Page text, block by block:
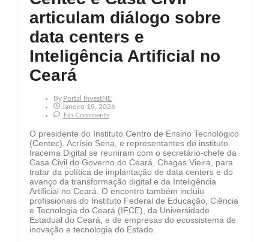
articulam diálogo sobre
data centers e
Inteligência Artificial no
Ceará
By Portal InvestNE
Janeiro 19, 2026
No Comments
O presidente do Instituto Centro de Ensino Tecnológico
(Centec), Acrísio Sena, e representantes do instituto
Iracema Digital se reuniram com o secretário-chefe da
Casa Civil do Governo do Ceará, Chagas Vieira, para
tratar da política de implantação de data centers e do
avanço da transformação digital e da Inteligência
Artificial no Ceará. O encontro também incluiu
profissionais do Instituto Federal de Educação, Ciência
e Tecnologia do Ceará (IFCE), da Universidade
Estadual do Ceará, e de empresas do ecossistema de
inovação e tecnologia do Estado.